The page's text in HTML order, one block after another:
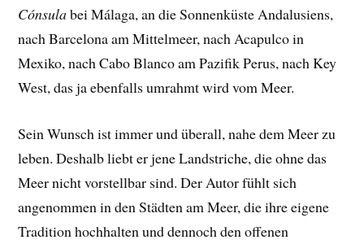
Cónsulabei Málaga, an die Sonnenküste Andalusiens,
nach Barcelona am Mittelmeer, nach Acapulco in
Mexiko, nach Cabo Blanco am Pazifik Perus, nach Key
West, das ja ebenfalls umrahmt wird vom Meer.
Sein Wunsch ist immer und überall, nahe dem Meer zu
leben. Deshalb liebt er jene Landstriche, die ohne das
Meer nicht vorstellbar sind. Der Autor fühlt sich
angenommen in den Städten am Meer, die ihre eigene
Tradition hochhalten und dennoch den offenen